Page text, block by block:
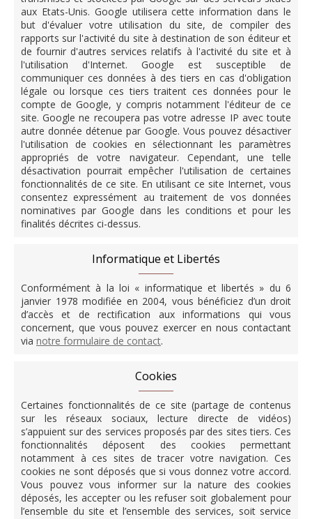
aux Etats-Unis. Google utilisera cette information dans le
but d'évaluer votre utilisation du site, de compiler des
rapports sur l'activité du site à destination de son éditeur et
de fournir d'autres services relatifs à l'activité du site et à
l'utilisation d'Internet. Google est susceptible de
communiquer ces données à des tiers en cas d'obligation
légale ou lorsque ces tiers traitent ces données pour le
compte de Google, y compris notamment l'éditeur de ce
site. Google ne recoupera pas votre adresse IP avec toute
autre donnée détenue par Google. Vous pouvez désactiver
l'utilisation de cookies en sélectionnant les paramètres
appropriés de votre navigateur. Cependant, une telle
désactivation pourrait empêcher l'utilisation de certaines
fonctionnalités de ce site. En utilisant ce site Internet, vous
consentez expressément au traitement de vos données
nominatives par Google dans les conditions et pour les
finalités décrites ci-dessus.
Informatique et Libertés
Conformément à la loi « informatique et libertés » du 6
janvier 1978 modifiée en 2004, vous bénéficiez d’un droit
d’accès et de rectification aux informations qui vous
concernent, que vous pouvez exercer en nous contactant
via notre formulaire de contact.
Cookies
Certaines fonctionnalités de ce site (partage de contenus
sur les réseaux sociaux, lecture directe de vidéos)
s’appuient sur des services proposés par des sites tiers. Ces
fonctionnalités déposent des cookies permettant
notamment à ces sites de tracer votre navigation. Ces
cookies ne sont déposés que si vous donnez votre accord.
Vous pouvez vous informer sur la nature des cookies
déposés, les accepter ou les refuser soit globalement pour
l’ensemble du site et l’ensemble des services, soit service